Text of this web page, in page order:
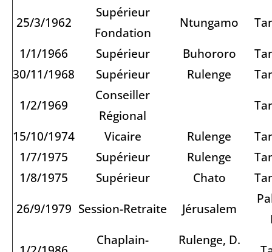
25/3/1962
Supérieur
Fondation
Ntungamo
1/1/1966
Supérieur Buhororo
30/11/1968
Supérieur Rulenge
1/2/1969
Conseiller
Régional
15/10/1974
Vicaire Rulenge
1/7/1975
Supérieur Rulenge
1/8/1975
Supérieur Chato
26/9/1979 Session-Retraite Jérusalem
Chaplain-
Rulenge, D.